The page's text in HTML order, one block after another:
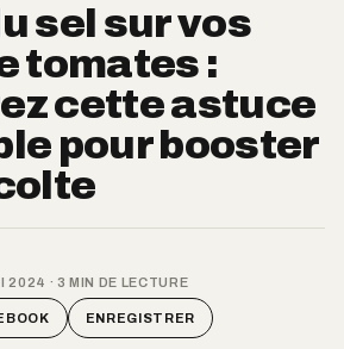
sel sur vos
tomates :
cette astuce
pour booster
2024 · 3 MIN DE LECTURE
ENREGISTRER